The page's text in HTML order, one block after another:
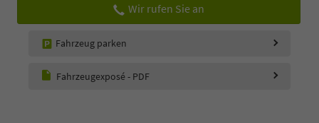
Wir rufen Sie an
Fahrzeug parken
Fahrzeugexposé - PDF